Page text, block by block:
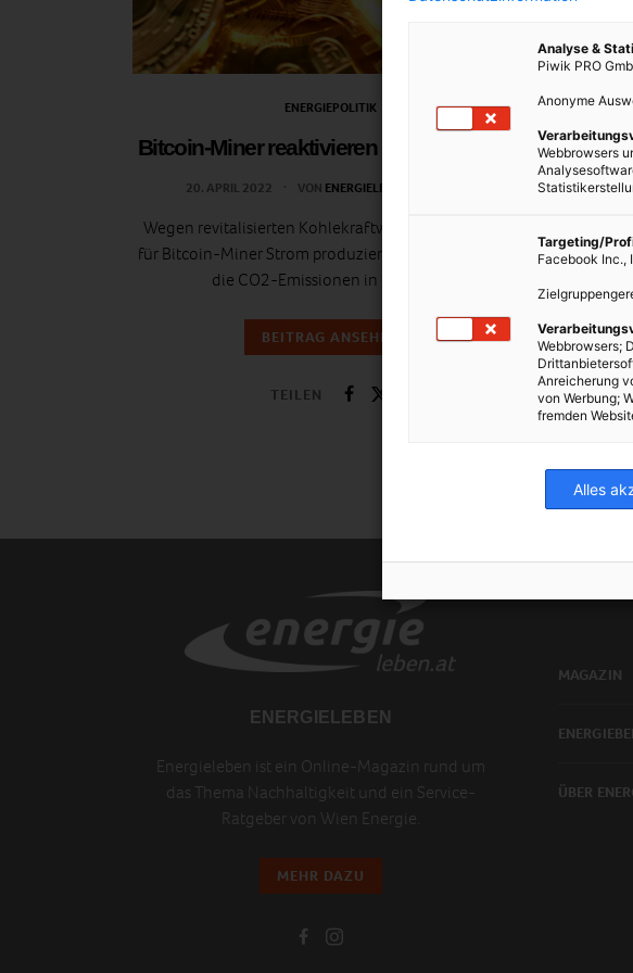
ENERGIEPOLITIK
Bitcoin-Miner reaktivieren Kohlekraftwerk
20. APRIL 2022 VON ENERGIELEBEN REDAKTION
Wegen revitalisierten Kohlekraftwerken, die exklusiv
für Bitcoin-Miner Strom produzieren, schießen vor Ort
die CO2-Emissionen in die Höhe.
BEITRAG ANSEHEN
TEILEN
ENERGIELEBEN
Energieleben ist ein Online-Magazin rund um
das Thema Nachhaltigkeit und ein Service-
Ratgeber von Wien Energie.
MEHR DAZU
MAGAZIN
ÜBER
Analyse &
Piwik PRO
Anonyme
Webbrowsers
Targeting/
Facebook Inc.,
Webbrowsers;
Anreicherung
von Werbung;
fremden
Alles